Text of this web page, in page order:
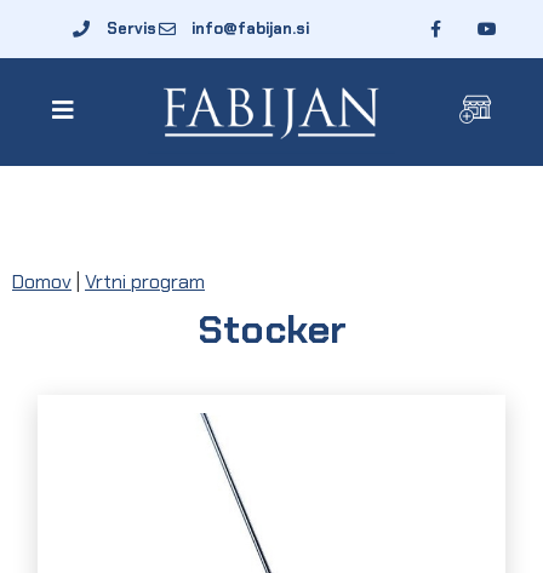
Servis info@fabijan.si
Domov Vrtni program
Stocker